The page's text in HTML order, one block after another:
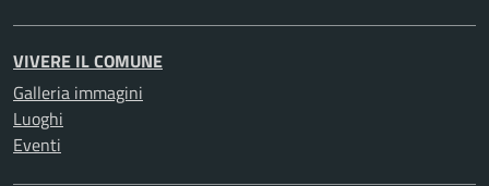
VIVERE IL COMUNE
Galleria immagini
Luoghi
Eventi